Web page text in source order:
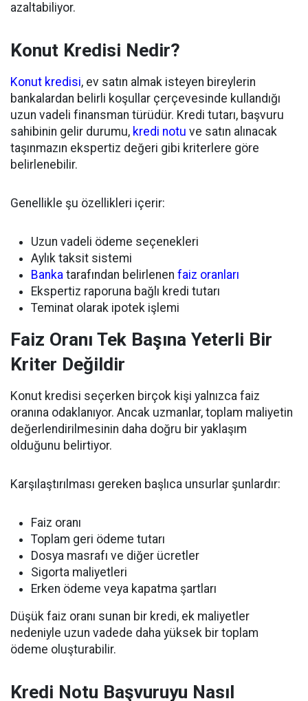
azaltabiliyor.
Konut Kredisi Nedir?
Konut kredisi, ev satın almak isteyen bireylerin
bankalardan belirli koşullar çerçevesinde kullandığı
uzun vadeli finansman türüdür. Kredi tutarı, başvuru
sahibinin gelir durumu, kredi notu ve satın alınacak
taşınmazın ekspertiz değeri gibi kriterlere göre
belirlenebilir.
Genellikle şu özellikleri içerir:
Uzun vadeli ödeme seçenekleri
Aylık taksit sistemi
Banka tarafından belirlenen faiz oranları
Ekspertiz raporuna bağlı kredi tutarı
Teminat olarak ipotek işlemi
Faiz Oranı Tek Başına Yeterli Bir
Kriter Değildir
Konut kredisi seçerken birçok kişi yalnızca faiz
oranına odaklanıyor. Ancak uzmanlar, toplam maliyetin
değerlendirilmesinin daha doğru bir yaklaşım
olduğunu belirtiyor.
Karşılaştırılması gereken başlıca unsurlar şunlardır:
Faiz oranı
Toplam geri ödeme tutarı
Dosya masrafı ve diğer ücretler
Sigorta maliyetleri
Erken ödeme veya kapatma şartları
Düşük faiz oranı sunan bir kredi, ek maliyetler
nedeniyle uzun vadede daha yüksek bir toplam
ödeme oluşturabilir.
Kredi Notu Başvuruyu Nasıl